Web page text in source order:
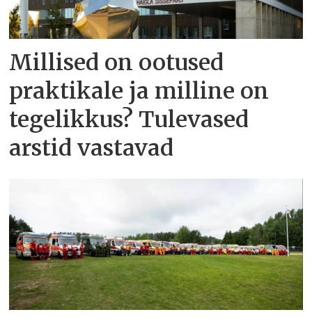
Millised on ootused
praktikale ja milline on
tegelikkus? Tulevased
arstid vastavad